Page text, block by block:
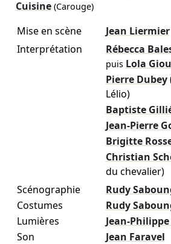
Cuisine(Carouge)
Mise en scène
Jean Liermier
Interprétation
Rébecca
puis Lola
Pierre Dubey
Lélio)
Baptiste
Jean-Pierre
Brigitte
Christian
du chevalier)
Scénographie
Rudy
Costumes
Rudy
Lumières
Jean-Philippe
Son
Jean Faravel